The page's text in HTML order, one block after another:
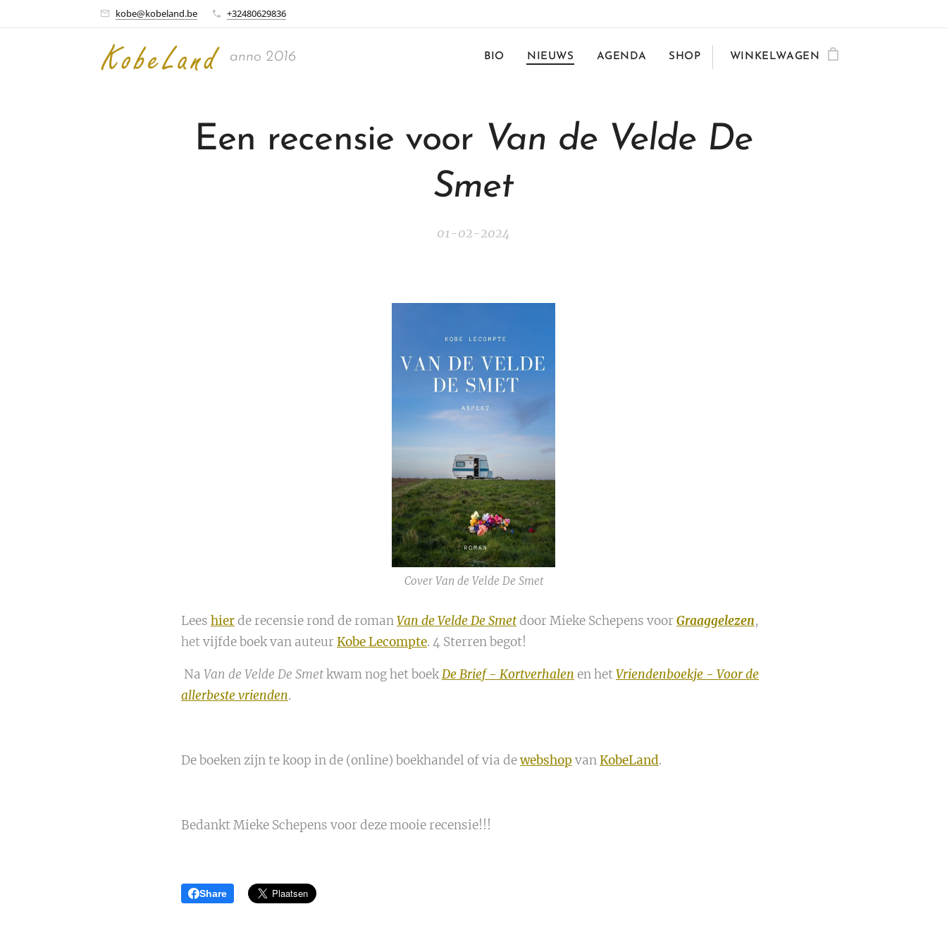
kobe@kobeland.be +32480629836
anno 2016 BIO NIEUWS AGENDA SHOP WINKELWAGEN
Een recensie voor Van de Velde De
Smet
01-02-2024
Cover Van de Velde De Smet
Lees hier de recensie rond de romanVan de Velde De Smetdoor Mieke Schepens voorGraaggelezen,
hetvijfde boek van auteurKobe Lecompte. 4 Sterren begot!
Na Van de Velde De Smetkwam nog het boekDe Brief - Kortverhalen en hetVriendenboekje - Voor de
allerbeste vrienden.
De boeken zijn te koop in de (online) boekhandel of via dewebshop vanKobeLand.
Bedankt Mieke Schepens voor deze mooie recensie!!!
Share